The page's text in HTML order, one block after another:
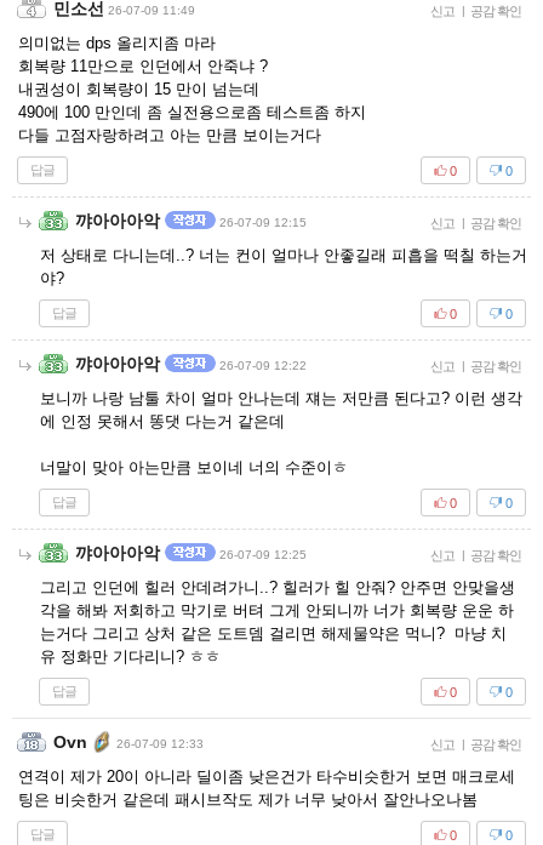
민소선 26-07-09 11:49 신고 | 공감 확인
의미없는 dps 올리지좀 마라
회복량 11만으로 인던에서 안죽냐 ?
내권성이 회복량이 15 만이 넘는데
490에 100 만인데 좀 실전용으로좀 테스트좀 하지
다들 고점자랑하려고 아는 만큼 보이는거다
답글 0
0
꺄아아아악 26-07-09 12:15 신고 | 공감 확인
저 상태로 다니는데..? 너는 컨이 얼마나 안좋길래 피흡을 떡칠 하는거
야?
답글 0
0
꺄아아아악 26-07-09 12:22 신고 | 공감 확인
보니까 나랑 남툴 차이 얼마 안나는데 쟤는 저만큼 된다고? 이런 생각
에 인정 못해서 똥댓 다는거 같은데
너말이 맞아 아는만큼 보이네 너의 수준이ㅎ
답글 0
0
꺄아아아악 26-07-09 12:25 신고 | 공감 확인
그리고 인던에 힐러 안데려가니..? 힐러가 힐 안줘? 안주면 안맞을생
각을 해봐 저회하고 막기로 버텨 그게 안되니까 너가 회복량 운운 하
는거다 그리고 상처 같은 도트뎀 걸리면 해제물약은 먹니? 마냥 치
유 정화만 기다리니? ㅎㅎ
답글 0
0
Ovn 26-07-09 12:33 신고 | 공감 확인
연격이 제가 20이 아니라 딜이좀 낮은건가 타수비슷한거 보면 매크로세
팅은 비슷한거 같은데 패시브작도 제가 너무 낮아서 잘안나오나봄
답글 0
0